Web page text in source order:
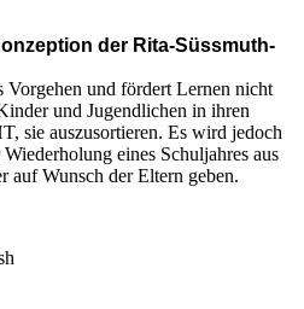
der Rita-Süssmuth-
Vorgehen und fördert Lernen nicht
und Jugendlichen in ihren
sie auszusortieren. Es wird jedoch
eines Schuljahres aus
auf Wunsch der Eltern geben.